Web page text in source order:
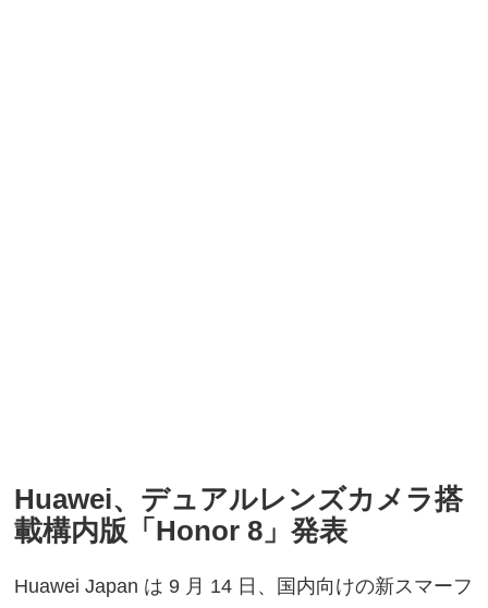
Huawei、デュアルレンズカメラ搭
載構内版「Honor 8」発表
Huawei Japan は 9 月 14 日、国内向けの新スマーフ